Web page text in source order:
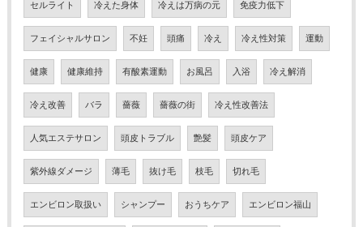
セルライト 冷えた身体 冷えは万病の元 免疫力低下
フェイシャルサロン 不妊 頭痛 冷え 冷え性対策 運動
健康 健康維持 有酸素運動 お風呂 入浴 冷え解消
冷え改善 バラ 薔薇 薔薇の街 冷え性改善法
人気エステサロン 頭皮トラブル 艶髪 頭皮ケア
紫外線ダメージ 薄毛 抜け毛 枝毛 切れ毛
エンビロン取扱い シャンプー おうちケア エンビロン福山